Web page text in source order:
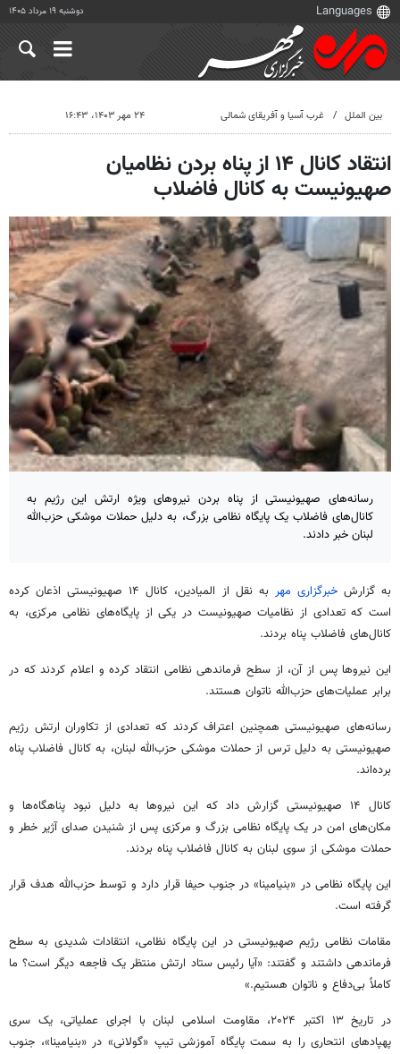
دوشنبه ۱۹ مرداد ۱۴۰۵
بین الملل غرب آسیا و آفریقای شمالی ۲۴ مهر ۱۴۰۳، ۱۶:۴۳
انتقاد کانال ۱۴ از پناه بردن نظامیان
صهیونیست به کانال فاضلاب
رسانه‌های صهیونیستی از پناه بردن نیروهای ویژه ارتش این رژیم به
کانال‌های فاضلاب یک پایگاه نظامی بزرگ، به دلیل حملات موشکی حزب‌الله
لبنان خبر دادند.
به گزارش خبرگزاری مهر
به نقل از المیادین، کانال ۱۴ صهیونیستی اذعان کرده
است که تعدادی از نظامیاتصهیونیست در یکی از پایگاه‌های نظامی مرکزی، به
کانال‌های فاضلاب پناه بردند.
این نیروها پس از آن، از سطح فرماندهی نظامی انتقاد کرده و اعلام کردند که در
برابر عملیات‌های حزب‌الله ناتوان هستند.
رسانه‌های صهیونیستی همچنین اعتراف کردند که تعدادی از تکاوران ارتش رژیم
صهیونیستی به دلیل ترس از حملات موشکی حزب‌الله لبنان، به کانال فاضلاب پناه
برده‌اند.
کانال ۱۴ صهیونیستی گزارش داد که این نیروها به دلیل نبود پناهگاه‌ها و
مکان‌های امن در یک پایگاه نظامی بزرگ و مرکزی پس از شنیدن صدای آژیر خطر و
حملات موشکی از سوی لبنان به کانال فاضلاب پناه بردند.
این پایگاه نظامی در «بنیامینا» در جنوب حیفا قرار دارد و توسط حزب‌الله هدف قرار
گرفته است.
مقامات نظامی رژیم صهیونیستی در این پایگاه نظامی، انتقادات شدیدی به سطح
فرماندهی داشتند و گفتند: «آیا رئیس ستاد ارتش منتظر یک فاجعه دیگر است؟ ما
کاملاً بی‌دفاع و ناتوان هستیم.»
در تاریخ ۱۳ اکتبر ۲۰۲۴، مقاومت اسلامی لبنان با اجرای عملیاتی، یک سری
پهپادهایانتحاری را به سمت پایگاه آموزشی تیپ «گولانی» در «بنیامینا»، جنوب